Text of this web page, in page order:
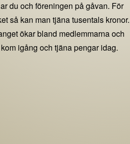
du och föreningen på gåvan. För
så kan man tjäna tusentals kronor.
ökar bland medlemmarna och
igång och tjäna pengar idag.